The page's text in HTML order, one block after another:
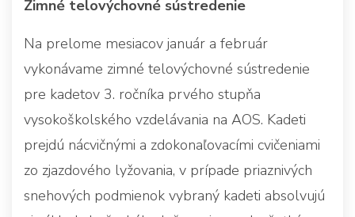
Zimné telovýchovné sústredenie
Na prelome mesiacov január a február
vykonávame zimné telovýchovné sústredenie
pre kadetov 3. ročníka prvého stupňa
vysokoškolského vzdelávania na AOS. Kadeti
prejdú nácvičnými a zdokonaľovacími cvičeniami
zo zjazdového lyžovania, v prípade priaznivých
snehových podmienok vybraný kadeti absolvujú